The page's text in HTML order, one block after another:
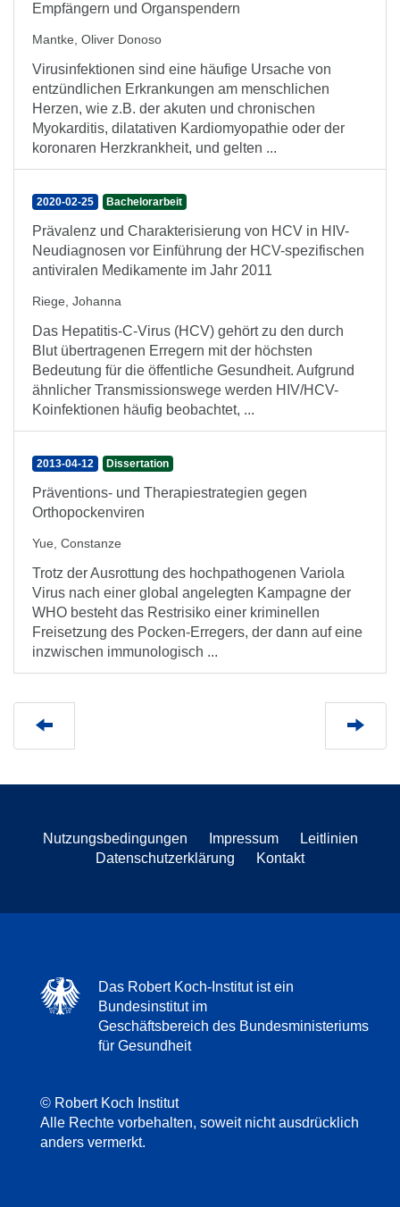
Empfängern und Organspendern
Mantke, Oliver Donoso
Virusinfektionen sind eine häufige Ursache von
entzündlichen Erkrankungen am menschlichen
Herzen, wie z.B. der akuten und chronischen
Myokarditis, dilatativen Kardiomyopathie oder der
koronaren Herzkrankheit, und gelten ...
2020-02-25 Bachelorarbeit
Prävalenz und Charakterisierung von HCV in HIV-
Neudiagnosen vor Einführung der HCV-spezifischen
antiviralen Medikamente im Jahr 2011
Riege, Johanna
Das Hepatitis-C-Virus (HCV) gehört zu den durch
Blut übertragenen Erregern mit der höchsten
Bedeutung für die öffentliche Gesundheit. Aufgrund
ähnlicher Transmissionswege werden HIV/HCV-
Koinfektionen häufig beobachtet, ...
2013-04-12 Dissertation
Präventions- und Therapiestrategien gegen
Orthopockenviren
Yue, Constanze
Trotz der Ausrottung des hochpathogenen Variola
Virus nach einer global angelegten Kampagne der
WHO besteht das Restrisiko einer kriminellen
Freisetzung des Pocken-Erregers, der dann auf eine
inzwischen immunologisch ...
Nutzungsbedingungen Impressum
Leitlinien
Datenschutzerklärung
Kontakt
Das Robert Koch-Institut ist ein
Bundesinstitut im
Geschäftsbereich des Bundesministeriums
für Gesundheit
© Robert Koch Institut
Alle Rechte vorbehalten, soweit nicht ausdrücklich
anders vermerkt.